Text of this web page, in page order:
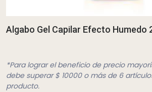
Algabo Gel Capilar Efecto Humedo
*Para lograr el beneficio de precio
debe superar $ 10000 o más de 6
producto.